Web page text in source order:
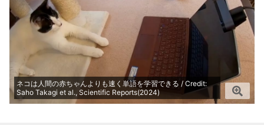
ネコは人間の赤ちゃんよりも速く単語を学習できる / Credit:
Saho Takagi et al., Scientific Reports(2024)